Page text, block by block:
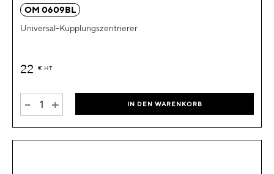
OM 0609BL
Universal-Kupplungszentrierer
22 € HT
- + IN DEN WARENKORB